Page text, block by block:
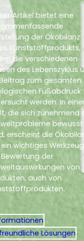
Artikel bietet eine
der Ökobilanz
Kunststoffprodukts,
die verschiedenen
des Lebenszyklus
zum gesamten
Fußabdruck
werden. In
die sich zunehmend
bewusst
erscheint die
wichtiges Werkzeug
Bewertung der
von
auch von
Lösungen